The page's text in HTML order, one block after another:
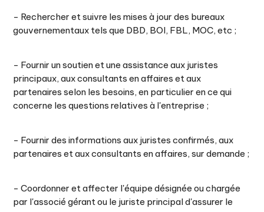
- Rechercher et suivre les mises à jour des bureaux
gouvernementaux tels que DBD, BOI, FBL, MOC, etc ;
- Fournir un soutien et une assistance aux juristes
principaux, aux consultants en affaires et aux
partenaires selon les besoins, en particulier en ce qui
concerne les questions relatives à l'entreprise ;
- Fournir des informations aux juristes confirmés, aux
partenaires et aux consultants en affaires, sur demande ;
- Coordonner et affecter l'équipe désignée ou chargée
par l'associé gérant ou le juriste principal d'assurer le